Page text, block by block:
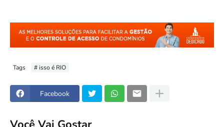
Tags # isso é RIO
Facebook